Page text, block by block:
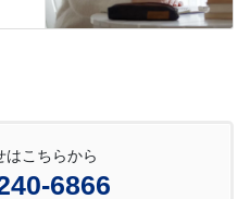
はこちらから
6866